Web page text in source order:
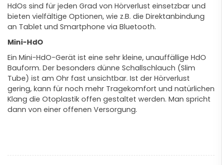
HdOs sind für jeden Grad von Hörverlust einsetzbar und
bieten vielfältige Optionen, wie z.B. die Direktanbindung
an Tablet und Smartphone via Bluetooth.
Mini-HdO
Ein Mini-HdO-Gerät ist eine sehr kleine, unauffällige HdO
Bauform. Der besonders dünne Schallschlauch (Slim
Tube) ist am Ohr fast unsichtbar. Ist der Hörverlust
gering, kann für noch mehr Tragekomfort und natürlichen
Klang die Otoplastik offen gestaltet werden. Man spricht
dann von einer offenen Versorgung.